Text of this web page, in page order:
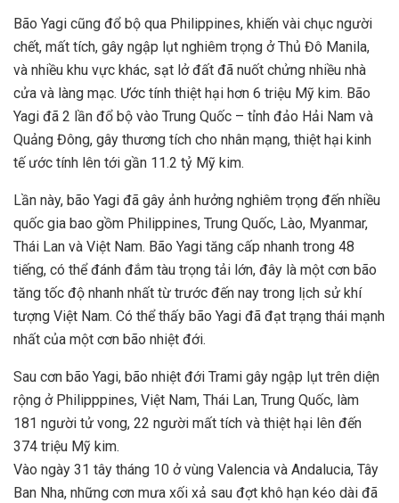
Bão Yagi cũng đổ bộ qua Philippines, khiến vài chục người
chết, mất tích, gây ngập lụt nghiêm trọng ở Thủ Đô Manila,
và nhiều khu vực khác, sạt lở đất đã nuốt chửng nhiều nhà
cửa và làng mạc. Ước tính thiệt hại hơn 6 triệu Mỹ kim. Bão
Yagi đã 2 lần đổ bộ vào Trung Quốc – tỉnh đảo Hải Nam và
Quảng Đông, gây thương tích cho nhân mạng, thiệt hại kinh
tế ước tính lên tới gần 11.2 tỷ Mỹ kim.
Lần này, bão Yagi đã gây ảnh hưởng nghiêm trọng đến nhiều
quốc gia bao gồm Philippines, Trung Quốc, Lào, Myanmar,
Thái Lan và Việt Nam. Bão Yagi tăng cấp nhanh trong 48
tiếng, có thể đánh đắm tàu trọng tải lớn, đây là một cơn bão
tăng tốc độ nhanh nhất từ trước đến nay trong lịch sử khí
tượng Việt Nam. Có thể thấy bão Yagi đã đạt trạng thái mạnh
nhất của một cơn bão nhiệt đới.
Sau cơn bão Yagi, bão nhiệt đới Trami gây ngập lụt trên diện
rộng ở Philipppines, Việt Nam, Thái Lan, Trung Quốc, làm
181 người tử vong, 22 người mất tích và thiệt hại lên đến
374 triệu Mỹ kim.
Vào ngày 31 tây tháng 10 ở vùng Valencia và Andalucia, Tây
Ban Nha, những cơn mưa xối xả sau đợt khô hạn kéo dài đã